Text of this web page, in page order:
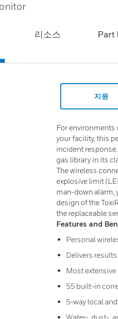
리소스 Part
지원
For environments
your facility, this
incident
gas library in its
The wireless
explosive limit
man-down alarm,
design of the
the replaceable
Features and
Personal
Delivers
Most
55 built-in
5-way local
Water-, dust-,